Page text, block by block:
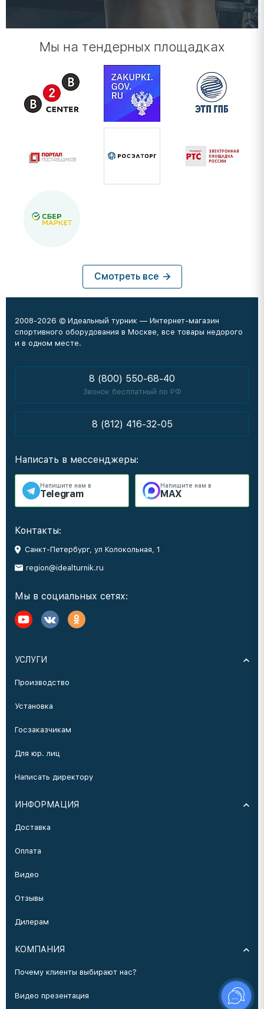
Мы на тендерных площадках
Смотреть все
2008-2026 © Идеальный турник — Интернет-магазин
спортивного оборудования в Москве, все товары недорого
и в одном месте.
8 (800) 550-68-40
Звонок бесплатный по РФ
8 (812) 416-32-05
Написать в мессенджеры:
Напишите нам в
Telegram
Напишите нам в
MAX
Контакты:
Санкт-Петербург, ул Колокольная, 1
region@idealturnik.ru
Мы в социальных сетях:
УСЛУГИ
Производство
Установка
Госзаказчикам
Для юр. лиц
Написать директору
ИНФОРМАЦИЯ
Доставка
Оплата
Видео
Отзывы
Дилерам
КОМПАНИЯ
Почему клиенты выбирают нас?
Видео презентация